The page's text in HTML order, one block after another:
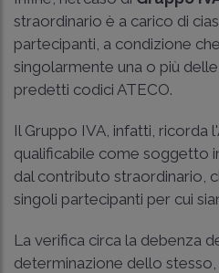
straordinario è a carico di
partecipanti, a condizione
singolarmente una o più
predetti codici ATECO.
Il Gruppo IVA, infatti, ricorda
qualificabile come soggetto
dal contributo straordinario,
singoli partecipanti per cui
La verifica circa la debenza
determinazione dello